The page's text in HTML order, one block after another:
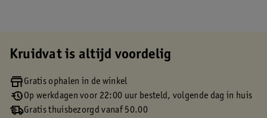
Kruidvat is altijd voordelig
Gratis ophalen in de winkel
Op werkdagen voor 22:00 uur besteld, volgende dag in huis
Gratis thuisbezorgd vanaf 50.00